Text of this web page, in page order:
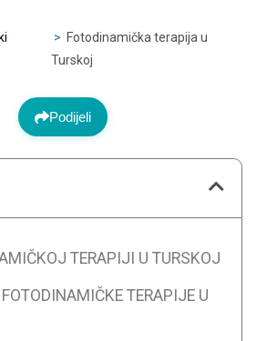
Fotodinamička terapija u
Turskoj
Podijeli
TERAPIJI U TURSKOJ
TERAPIJE U